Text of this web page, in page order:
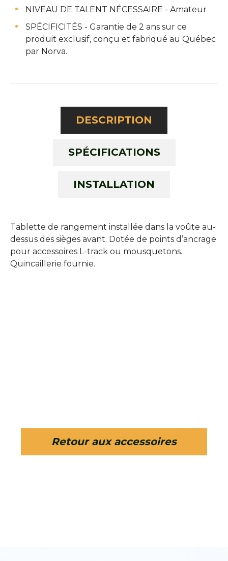
NIVEAU DE TALENT NÉCESSAIRE - Amateur
SPÉCIFICITÉS - Garantie de 2 ans sur ce
produit exclusif, conçu et fabriqué au Québec
par Norva.
DESCRIPTION
SPÉCIFICATIONS
INSTALLATION
Tablette de rangement installée dans la voûte au-
dessus des sièges avant. Dotée de points d’ancrage
pour accessoires L-track ou mousquetons.
Quincaillerie fournie.
Retour aux accessoires